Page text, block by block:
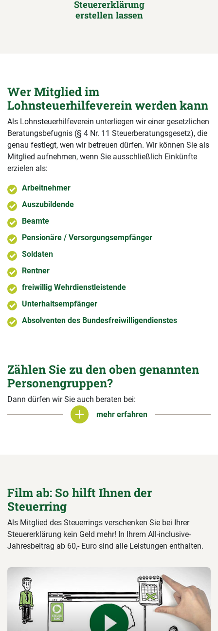
Steuererklärung
erstellen lassen
Wer Mitglied im
Lohnsteuerhilfeverein werden kann
Als Lohnsteuerhilfeverein unterliegen wir einer gesetzlichen
Beratungsbefugnis (§ 4 Nr. 11 Steuerberatungsgesetz), die
genau festlegt, wen wir betreuen dürfen. Wir können Sie als
Mitglied aufnehmen, wenn Sie ausschließlich Einkünfte
erzielen als:
Arbeitnehmer
Auszubildende
Beamte
Pensionäre / Versorgungsempfänger
Soldaten
Rentner
freiwillig Wehrdienstleistende
Unterhaltsempfänger
Absolventen des Bundesfreiwilligendienstes
Zählen Sie zu den oben genannten
Personengruppen?
Dann dürfen wir Sie auch beraten bei:
mehr erfahren
mehr erfahren
Film ab: So hilft Ihnen der
Steuerring
Als Mitglied des Steuerrings verschenken Sie bei Ihrer
Steuererklärung kein Geld mehr! In Ihrem All-inclusive-
Jahresbeitrag ab 60,- Euro sind alle Leistungen enthalten.